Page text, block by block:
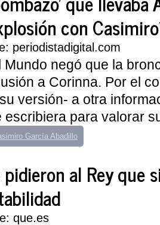
con
periodistadigital.com
Mundo negó que la
a Corinna. Por el
versión- a otra
escribiera para valorar
García Abadillo
al Rey que
que.es